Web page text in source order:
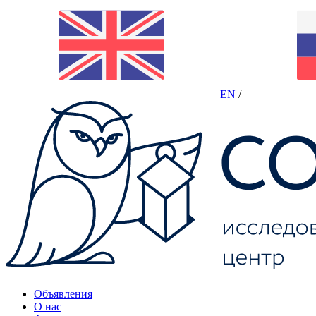
EN /
Объявления
О нас